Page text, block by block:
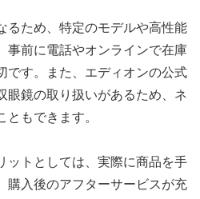
るため、特定のモデルや高性能
事前に電話やオンラインで在庫
です。また、エディオンの公式
眼鏡の取り扱いがあるため、ネ
ともできます。
ットとしては、実際に商品を手
購入後のアフターサービスが充